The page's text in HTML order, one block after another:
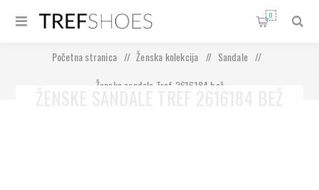
0
Početna stranica / Ženska kolekcija / Sandale
/
Ženske sandale Tref 2616184 bež